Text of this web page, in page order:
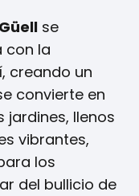
se
con la
creando un
convierte en
jardines, llenos
vibrantes,
los
del bullicio de